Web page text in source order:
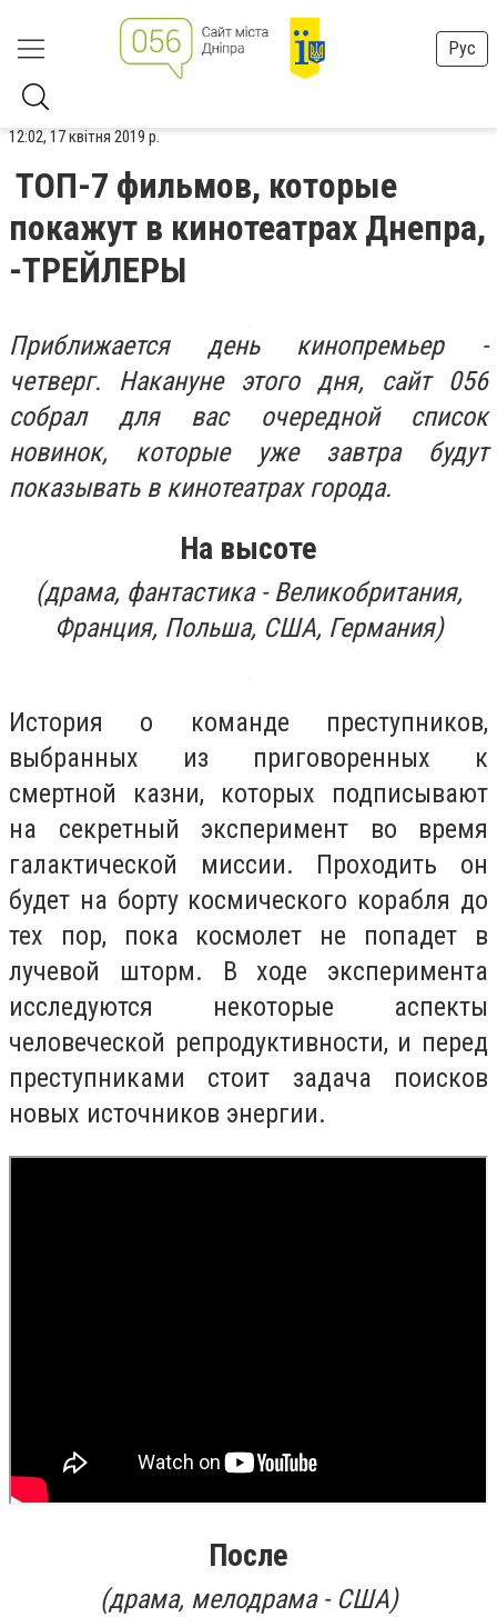
Рус
12:02, 17 квітня 2019 р.
ТОП-7 фильмов, которые
покажут в кинотеатрах Днепра,
-ТРЕЙЛЕРЫ
Приближается день кинопремьер -
четверг. Накануне этого дня, сайт 056
собрал для вас очередной список
новинок, которые уже завтра будут
показывать в кинотеатрах города.
На высоте
(драма, фантастика - Великобритания,
Франция, Польша, США, Германия)
История о команде преступников,
выбранных из приговоренных к
смертной казни, которых подписывают
на секретный эксперимент во время
галактической миссии. Проходить он
будет на борту космического корабля до
тех пор, пока космолет не попадет в
лучевой шторм. В ходе эксперимента
исследуются некоторые аспекты
человеческой репродуктивности, и перед
преступниками стоит задача поисков
новых источников энергии.
После
(драма, мелодрама - США)